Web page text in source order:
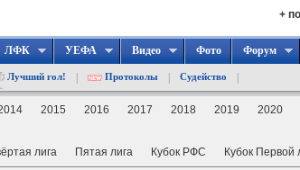
+
Лучший гол! Протоколы Судейство
ЛФК УЕФА Видео Фото Форум
2015 2016 2017 2018 2019 2020
лига Пятая лига Кубок РФС
Кубок Первой